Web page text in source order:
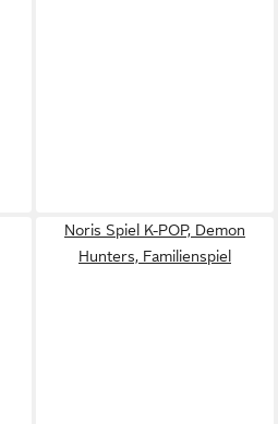
Noris Spiel K-POP, Demon
Hunters, Familienspiel